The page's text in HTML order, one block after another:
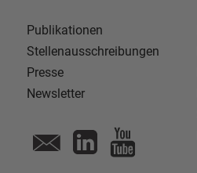
Publikationen
Stellenausschreibungen
Presse
Newsletter